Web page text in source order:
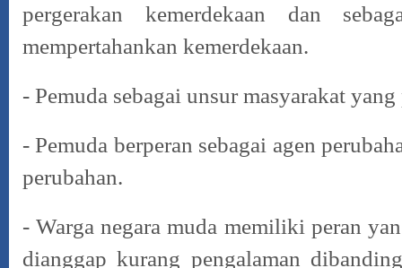
pergerakan kemerdekaan dan
mempertahankan kemerdekaan.
- Pemuda sebagai unsur masyarakat
- Pemuda berperan sebagai agen
perubahan.
- Warga negara muda memiliki peran
dianggap kurang pengalaman